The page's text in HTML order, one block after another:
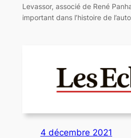
Levassor, associé de René
important dans l’histoire de
4 décembre 2021